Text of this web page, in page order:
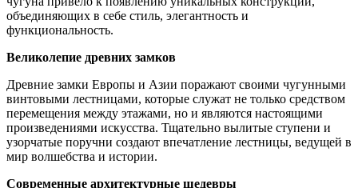
объединяющих в себе стиль, элегантность и
функциональность.
Великолепие древних замков
Древние замки Европы и Азии поражают своими чугунными
винтовыми лестницами, которые служат не только средством
перемещения между этажами, но и являются настоящими
произведениями искусства. Тщательно вылитые ступени и
узорчатые поручни создают впечатление лестницы, ведущей в
мир волшебства и истории.
Современные архитектурные шедевры